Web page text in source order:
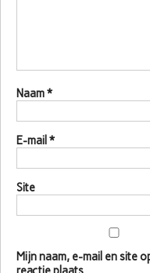
Naam*
E-mail *
Site
Mijn naam, e-mail en site